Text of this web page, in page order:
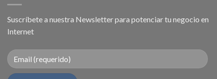
Suscríbete a nuestra Newsletter para potenciar tu negocio en
Internet